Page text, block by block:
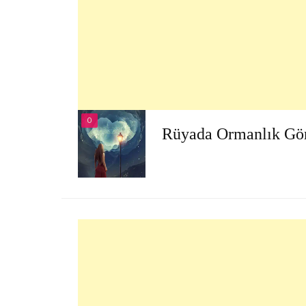
O
Rüyada Ormanlık